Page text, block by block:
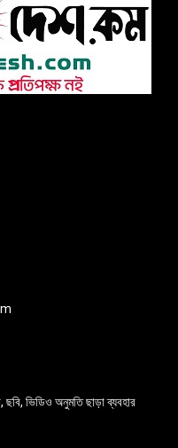
ভিডিও অনুমতি ছাড়া ব্যবহার